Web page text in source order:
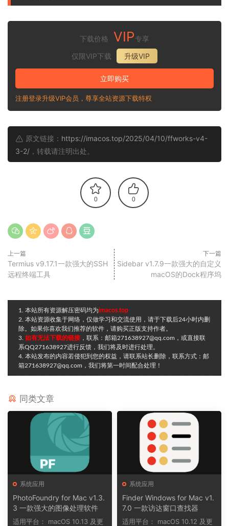
下载价格 VIP专享
仅限VIP下载
升级VIP
立即购买
注册登录升级VIP会员，尊享全站资源下载特权
原文链接： https://imacos.top/2025/04/10/ffworks-v4-
3-2/ ，转载请注明出处。
0 0
上一篇
Termius v9.17.1一款强大的SSH
远程终端工具
下一篇
Sidebar v1.7.9一款强大的自定义
macOS的Dock程序坞
1. 本站所有资源解压密码均为imacos.top
2. 本站资源收集于网络，仅做学习和交流使用，请于下载后24小时内删
除。如果你喜欢我们推荐的软件，请购买正版支持作者。
3. 如有无法下载的链接 ，联系：邮箱271638927@qq.com，或直接联
系QQ271638927进行反馈，我们将及时进行处理。
4. 本站发布的内容若侵犯到您的权益，请联系站长删除，联系方式：邮
箱271638927@qq.com，我们将第一时间配合处理！
同类文章
系统应用
PhotoFoundry for Mac v1.3.
3 一款强大的图像处理软件
适用平台： macOS 10.13 及更
系统应用
Finder Windows for Mac v1.
7.0 一款访达窗口查找器
适用平台： macOS 10.12 及更